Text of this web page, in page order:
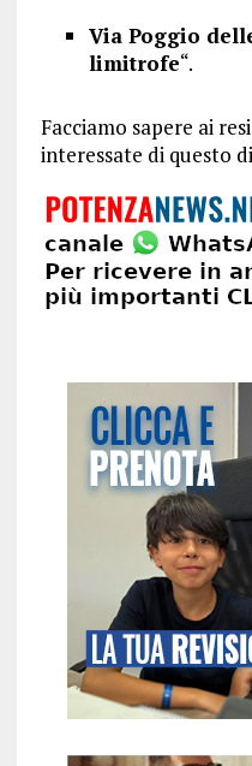
Via Poggio
limitrofe“.
Facciamo sapere ai
interessate di questo